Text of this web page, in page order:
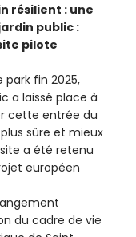
résilient : une
public :
pilote
fin 2025,
a laissé place à
cette entrée du
sûre et mieux
a été retenu
européen
du cadre de vie